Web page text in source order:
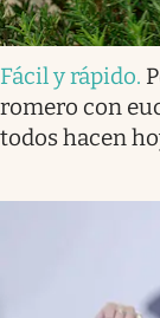
Fácil y rápido.
romero con
todos hacen